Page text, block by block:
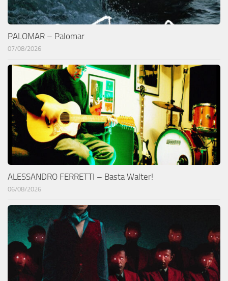
PALOMAR – Palomar
07/08/2026
ALESSANDRO FERRETTI – Basta Walter!
06/08/2026